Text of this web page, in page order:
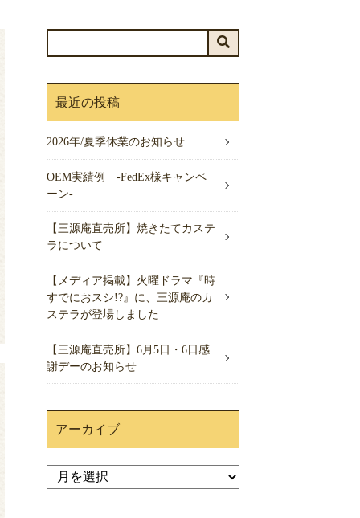
最近の投稿
2026年/夏季休業のお知らせ
OEM実績例 -FedEx様キャンペ
ーン-
【三源庵直売所】焼きたてカステ
ラについて
【メディア掲載】火曜ドラマ『時
すでにおスシ!?』に、三源庵のカ
ステラが登場しました
【三源庵直売所】6月5日・6日感
謝デーのお知らせ
アーカイブ
ア
ー